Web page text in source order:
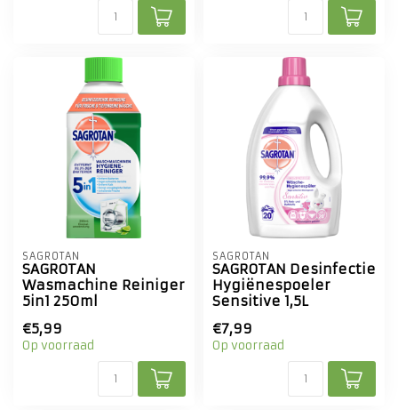
SAGROTAN
SAGROTAN
Wasmachine Reiniger
5in1 250ml
€5,99
Op voorraad
SAGROTAN
SAGROTAN Desinfectie
Hygiënespoeler
Sensitive 1,5L
€7,99
Op voorraad